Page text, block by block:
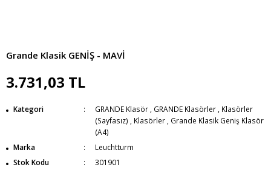
Grande Klasik GENİŞ - MAVİ
3.731,03 TL
Kategori GRANDE Klasör GRANDE Klasörler
Klasörler
(Sayfasız)
Klasörler
Grande Klasik Geniş Klasör
(A4)
Marka
Leuchtturm
Stok Kodu
301901